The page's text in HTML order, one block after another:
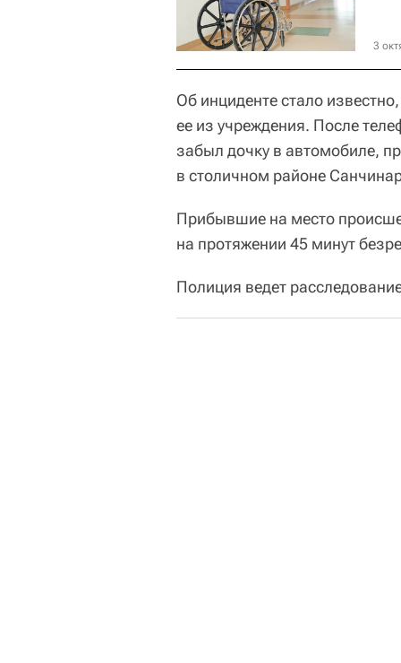
3
Об инциденте стало
ее из учреждения. После
забыл дочку в автомобиле,
в столичном районе
Прибывшие на место
на протяжении 45 минут
Полиция ведет